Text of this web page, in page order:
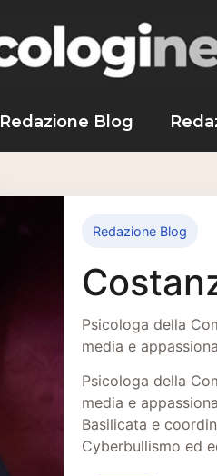
Redazione Blog
Redazione Blog
Psicologa della
media e
Psicologa della
media e
Basilicata e
Cyberbullismo ed